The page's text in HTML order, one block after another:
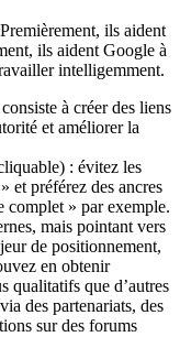
ils aident
ils aident Google à
intelligemment.
à créer des liens
et améliorer la
: évitez les
et préférez des ancres
complet » par exemple.
mais pointant vers
de positionnement,
en obtenir
qualitatifs que d’autres
des partenariats, des
sur des forums